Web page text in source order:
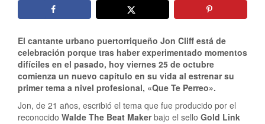
El cantante urbano puertorriqueño Jon Cliff está de
celebración porque tras haber experimentado momentos
difíciles en el pasado, hoy viernes 25 de octubre
comienza un nuevo capítulo en su vida al estrenar su
primer tema a nivel profesional, «Que Te Perreo».
Jon, de 21 años, escribió el tema que fue producido por el
reconocido Walde The Beat Makerbajo el sello Gold Link